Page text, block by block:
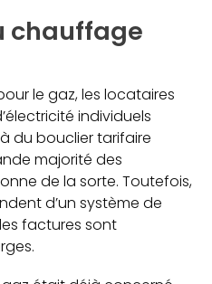
chauffage
le gaz, les locataires
individuels
du bouclier tarifaire
majorité des
de la sorte. Toutefois,
d’un système de
factures sont